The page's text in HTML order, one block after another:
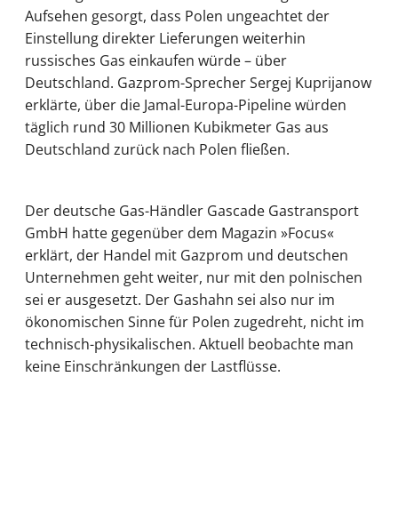
Aufsehen gesorgt, dass Polen ungeachtet der
Einstellung direkter Lieferungen weiterhin
russisches Gas einkaufen würde – über
Deutschland. Gazprom-Sprecher Sergej Kuprijanow
erklärte, über die Jamal-Europa-Pipeline würden
täglich rund 30 Millionen Kubikmeter Gas aus
Deutschland zurück nach Polen fließen.
Der deutsche Gas-Händler Gascade Gastransport
GmbH hatte gegenüber dem Magazin »Focus«
erklärt, der Handel mit Gazprom und deutschen
Unternehmen geht weiter, nur mit den polnischen
sei er ausgesetzt. Der Gashahn sei also nur im
ökonomischen Sinne für Polen zugedreht, nicht im
technisch-physikalischen. Aktuell beobachte man
keine Einschränkungen der Lastflüsse.